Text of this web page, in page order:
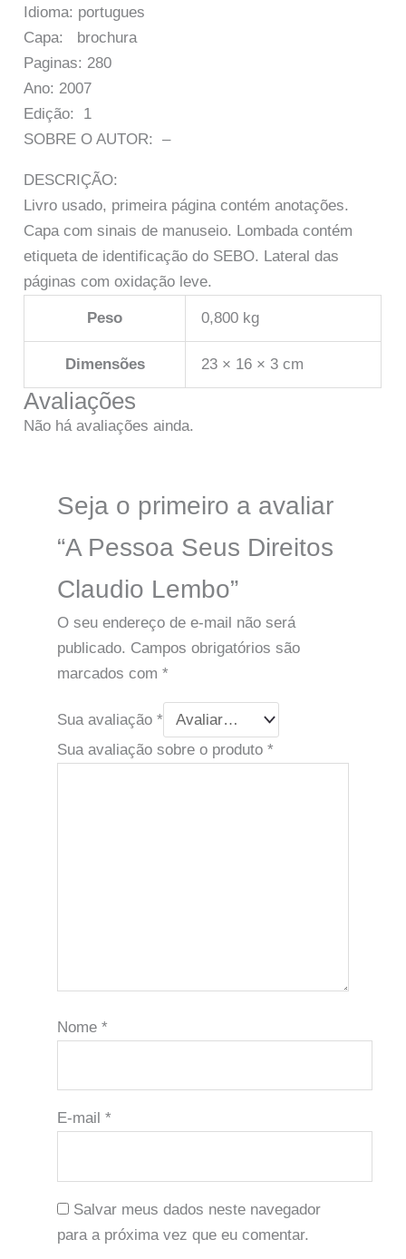
Idioma: portugues
Capa: brochura
Paginas: 280
Ano: 2007
Edição: 1
SOBRE O AUTOR: –
DESCRIÇÃO:
Livro usado, primeira página contém anotações.
Capa com sinais de manuseio. Lombada contém
etiqueta de identificação do SEBO. Lateral das
páginas com oxidação leve.
Peso 0,800 kg
Dimensões 23 × 16 × 3 cm
Avaliações
Não há avaliações ainda.
Seja o primeiro a avaliar
“A Pessoa Seus Direitos
Claudio Lembo”
O seu endereço de e-mail não será
publicado. Campos obrigatórios são
marcados com *
Sua avaliação *
Sua avaliação sobre o produto *
Nome *
E-mail *
Salvar meus dados neste navegador
para a próxima vez que eu comentar.